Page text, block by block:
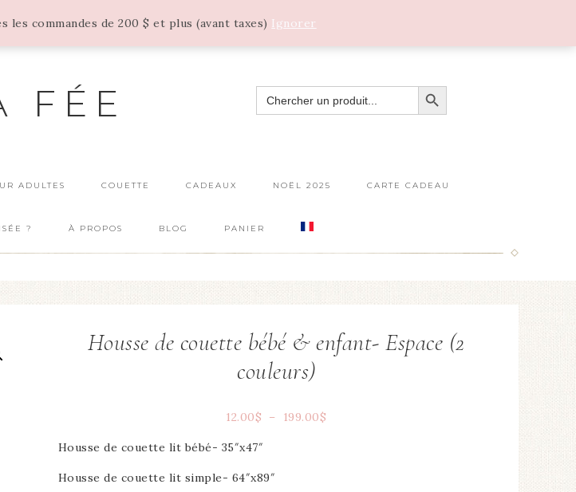
commandes de 200 $ et plus (avant taxes) Ignorer
SEARCH
FOR:
SEARCH BUTTON
FÉE
ADULTES COUETTE CADEAUX NOËL 2025 CARTE CADEAU
? À PROPOS BLOG PANIER
Housse de couette bébé & enfant- Espace (2
couleurs)
12.00$ – 199.00$
Housse de couette lit bébé- 35″x47″
Housse de couette lit simple- 64″x89″